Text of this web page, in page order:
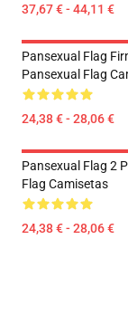
37,67 € - 44,11 €
Pansexual Flag
Pansexual Flag
24,38 € - 28,06 €
Pansexual Flag 2
Flag Camisetas
24,38 € - 28,06 €